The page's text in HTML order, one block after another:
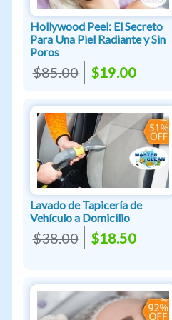
Hollywood Peel: El Secreto
Para Una Piel Radiante y Sin
Poros
$85.00 $19.00
Lavado de Tapicería de
Vehículo a Domicilio
$38.00 $18.50